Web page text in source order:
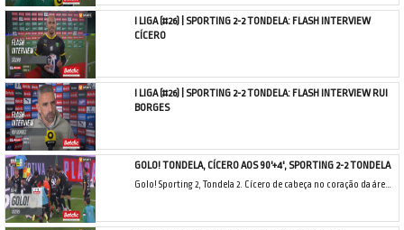
I LIGA (#26) | SPORTING 2-2 TONDELA: FLASH INTERVIEW
CÍCERO
I LIGA (#26) | SPORTING 2-2 TONDELA: FLASH INTERVIEW RUI
BORGES
GOLO! TONDELA, CÍCERO AOS 90'+4', SPORTING 2-2 TONDELA
Golo! Sporting 2, Tondela 2. Cícero de cabeça no coração da área resultante do canto.